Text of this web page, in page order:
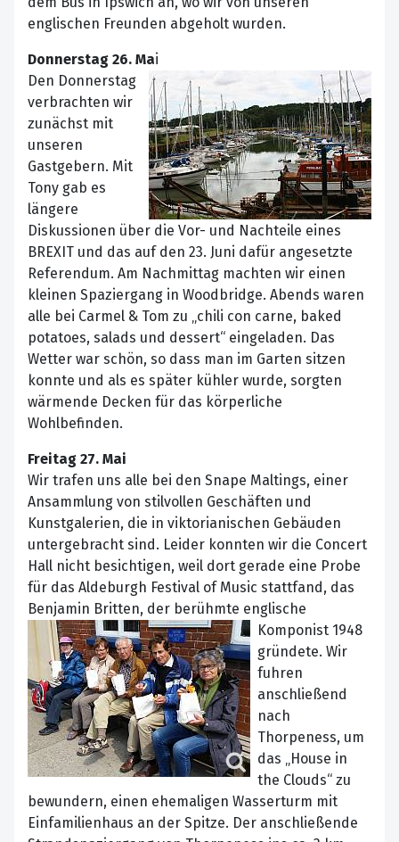
englischen Freunden abgeholt wurden.
Donnerstag 26. Mai
Den Donnerstag
verbrachten wir
zunächst mit
unseren
Gastgebern. Mit
Tony gab es
längere
Diskussionen über die Vor- und Nachteile eines
BREXIT und das auf den 23. Juni dafür angesetzte
Referendum. Am Nachmittag machten wir einen
kleinen Spaziergang in Woodbridge. Abends waren
alle bei Carmel & Tom zu „chili con carne, baked
potatoes, salads und dessert“ eingeladen. Das
Wetter war schön, so dass man im Garten sitzen
konnte und als es später kühler wurde, sorgten
wärmende Decken für das körperliche
Wohlbefinden.
Freitag 27. Mai
Wir trafen uns alle bei den Snape Maltings, einer
Ansammlung von stilvollen Geschäften und
Kunstgalerien, die in viktorianischen Gebäuden
untergebracht sind. Leider konnten wir die Concert
Hall nicht besichtigen, weil dort gerade eine Probe
für das Aldeburgh Festival of Music stattfand, das
Benjamin Britten, der berühmte englische
Komponist 1948
gründete. Wir
fuhren
anschließend
nach
Thorpeness, um
das „House in
the Clouds“ zu
bewundern, einen ehemaligen Wasserturm mit
Einfamilienhaus an der Spitze. Der anschließende